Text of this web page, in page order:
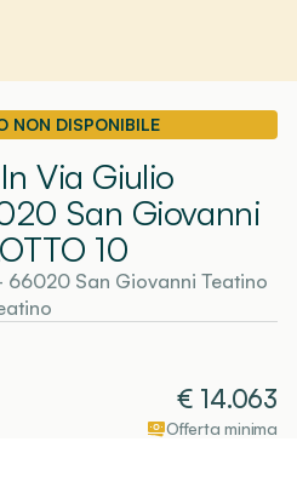
NON DISPONIBILE
Via Giulio
San Giovanni
10
San Giovanni Teatino
€ 14.063
Offerta minima